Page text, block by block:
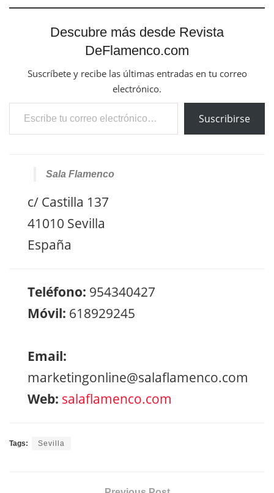
Descubre más desde Revista
DeFlamenco.com
Suscríbete y recibe las últimas entradas en tu correo
electrónico.
Escribe tu correo electrónico…
Suscribirse
Sala Flamenco
c/ Castilla 137
41010 Sevilla
España
Teléfono: 954340427
Móvil: 618929245
Email:
marketingonline@salaflamenco.com
Web: salaflamenco.com
Tags: Sevilla